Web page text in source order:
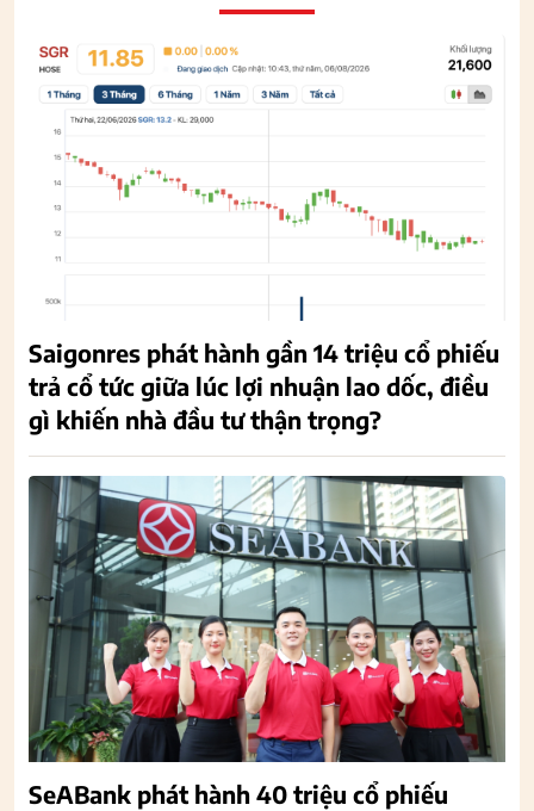
Saigonres phát hành gần 14 triệu cổ phiếu
trả cổ tức giữa lúc lợi nhuận lao dốc, điều
gì khiến nhà đầu tư thận trọng?
SeABank phát hành 40 triệu cổ phiếu